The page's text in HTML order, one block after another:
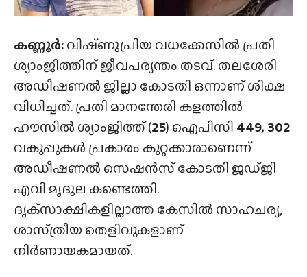
കണ്ണൂർ:വിഷ്‌ണുപ്രിയ വധക്കേസിൽ പ്രതി
ശ്യാംജിത്തിന് ജീവപര്യന്തം തടവ്. തലശേരി
അഡീഷണൽ ജില്ലാ കോടതി ഒന്നാണ് ശിക്ഷ
വിധിച്ചത്. പ്രതി മാനന്തേരി കളത്തിൽ
ഹൗസിൽ ശ്യാംജിത്ത് (25) ഐപിസി 449, 302
വകുപ്പുകൾ പ്രകാരം കുറ്റക്കാരാണെന്ന്
അഡീഷണൽ സെഷൻസ് കോടതി ജഡ്‌ജി
എവി മൃദുല കണ്ടെത്തി.
ദൃക്‌സാക്ഷികളില്ലാത്ത കേസിൽ സാഹചര്യ,
ശാസ്‌ത്രീയ തെളിവുകളാണ്
നിർണായകമായത്.